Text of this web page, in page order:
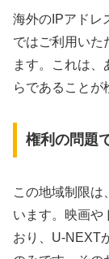
海外のIPアドレ
ではご利用いた
ます。これは
らであることが
権利の問題
この地域制限は
います。映画や
おり、U-NEXT